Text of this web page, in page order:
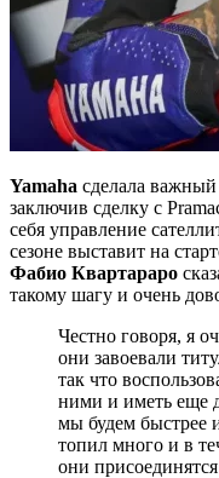
Yamaha сделала
заключив сделку с
себя управление
сезоне выставит на
Фабио Квартараро
такому шагу и очень
Честно говоря, я
они завоевали
так что
ними и иметь еще
мы будем быстрее
топил много и в
они